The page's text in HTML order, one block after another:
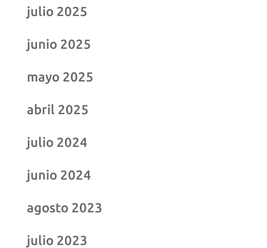
julio 2025
junio 2025
mayo 2025
abril 2025
julio 2024
junio 2024
agosto 2023
julio 2023